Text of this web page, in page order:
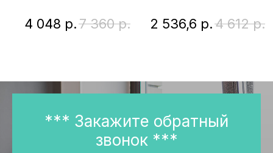
4 048 р.7 360 р. 2 536,6 р.4 612 р.
*** Закажите обратный
звонок ***